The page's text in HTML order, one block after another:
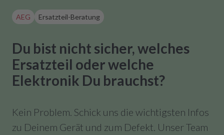
AEG Ersatzteil-Beratung
Du bist nicht sicher, welches
Ersatzteil oder welche
Elektronik Du brauchst?
Kein Problem. Schick uns die wichtigsten Infos
zu Deinem Gerät und zum Defekt. Unser Team